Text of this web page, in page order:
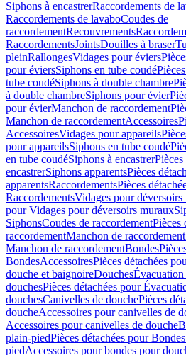
Siphons à encastrerRaccordements de
Raccordements de lavaboCoudes de
raccordementRecouvrements
RaccordementsJointsDouilles à braser
pleinRallongesVidages pour éviers
pour éviersSiphons en tube coudé
tube coudéSiphons à double chambre
à double chambreSiphons pour évier
pour évierManchon de raccordement
Manchon de raccordementAccessoires
AccessoiresVidages pour appareils
pour appareilsSiphons en tube coudé
en tube coudéSiphons à encastrer
encastrerSiphons apparentsPièces
apparentsRaccordementsPièces
RaccordementsVidages pour déversoirs
pour Vidages pour déversoirs muraux
SiphonsCoudes de raccordementPièces
raccordementManchon de raccordement
Manchon de raccordementBondes
BondesAccessoiresPièces détachées
douche et baignoireDouchesÉvacuation
douchesPièces détachées pour
douchesCanivelles de douchePièces
doucheAccessoires pour canivelles de
Accessoires pour canivelles de douche
plain-piedPièces détachées pour
piedAccessoires pour bondes pour